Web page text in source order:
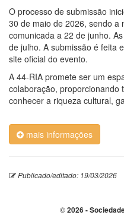
O processo de submissão
30 de maio de 2026, sendo a
comunicada a 22 de junho.
de julho. A submissão é feita
site oficial do evento.
A 44-RIA promete ser um
colaboração, proporcionando
conhecer a riqueza cultural,
mais informações
Publicado/editado: 19/03/2026
©2026 -